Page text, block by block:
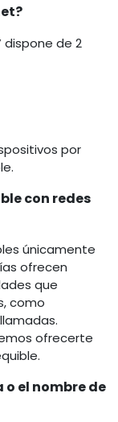
dispone de 2
por
con redes
únicamente
ofrecen
que
como
ofrecerte
o el nombre de